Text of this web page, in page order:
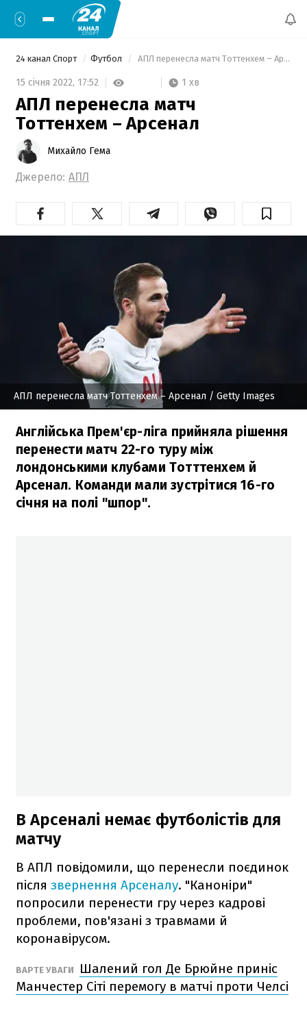
24 канал Спорт Футбол АПЛ перенесла матч Тоттенхем – Арсенал
15 січня 2022, 17:52 1 хв
АПЛ перенесла матч
Тоттенхем – Арсенал
Михайло Гема
Джерело: АПЛ
АПЛ перенесла матч Тоттенхем – Арсенал / Getty Images
Англійська Прем'єр-ліга прийняла рішення
перенести матч 22-го туру між
лондонськими клубами Тотттенхем й
Арсенал. Команди мали зустрітися 16-го
січня на полі "шпор".
В Арсеналі немає футболістів для
матчу
В АПЛ повідомили, що перенесли поєдинок
після звернення Арсеналу. "Каноніри"
попросили перенести гру через кадрові
проблеми, пов'язані з травмами й
коронавірусом.
ВАРТЕ УВАГИ
Шалений гол Де Брюйне приніс
Манчестер Сіті перемогу в матчі проти Челсі